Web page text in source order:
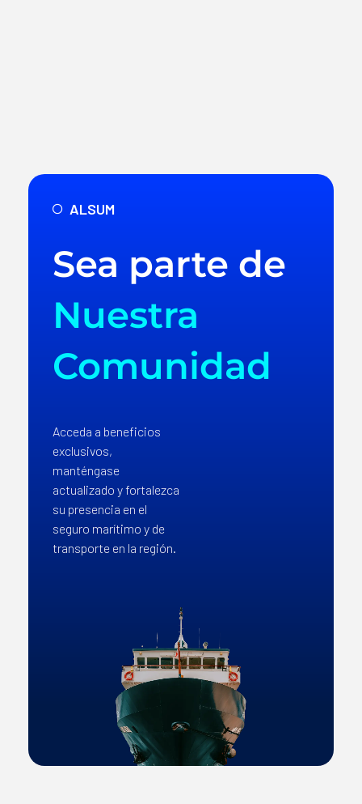
ALSUM
Sea parte de
Nuestra
Comunidad
Acceda a beneficios
exclusivos,
manténgase
actualizado y fortalezca
su presencia en el
seguro marítimo y de
transporte en la región.